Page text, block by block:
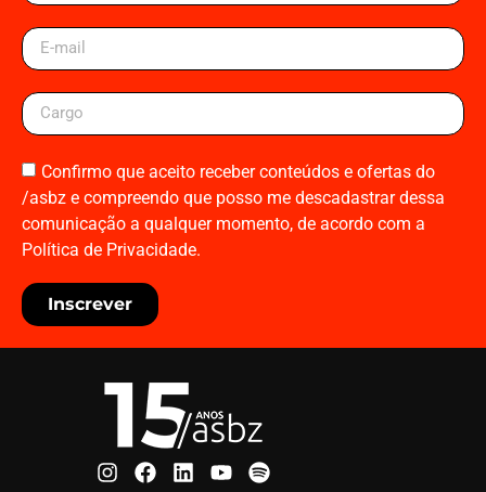
Confirmo que aceito receber conteúdos e ofertas do
/asbz e compreendo que posso me descadastrar dessa
comunicação a qualquer momento, de acordo com a
Política de Privacidade.
Inscrever